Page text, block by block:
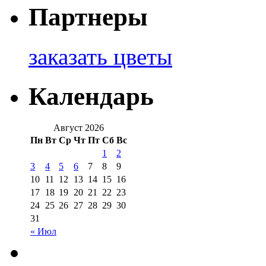
Партнеры
заказать цветы
Календарь
Август 2026
Пн Вт Ср Чт Пт Сб Вс
« Июл
1
2
3
4 5 6 7 8
9
10 11 12 13 14 15 16
17 18 19 20 21 22 23
24 25 26 27 28 29 30
31